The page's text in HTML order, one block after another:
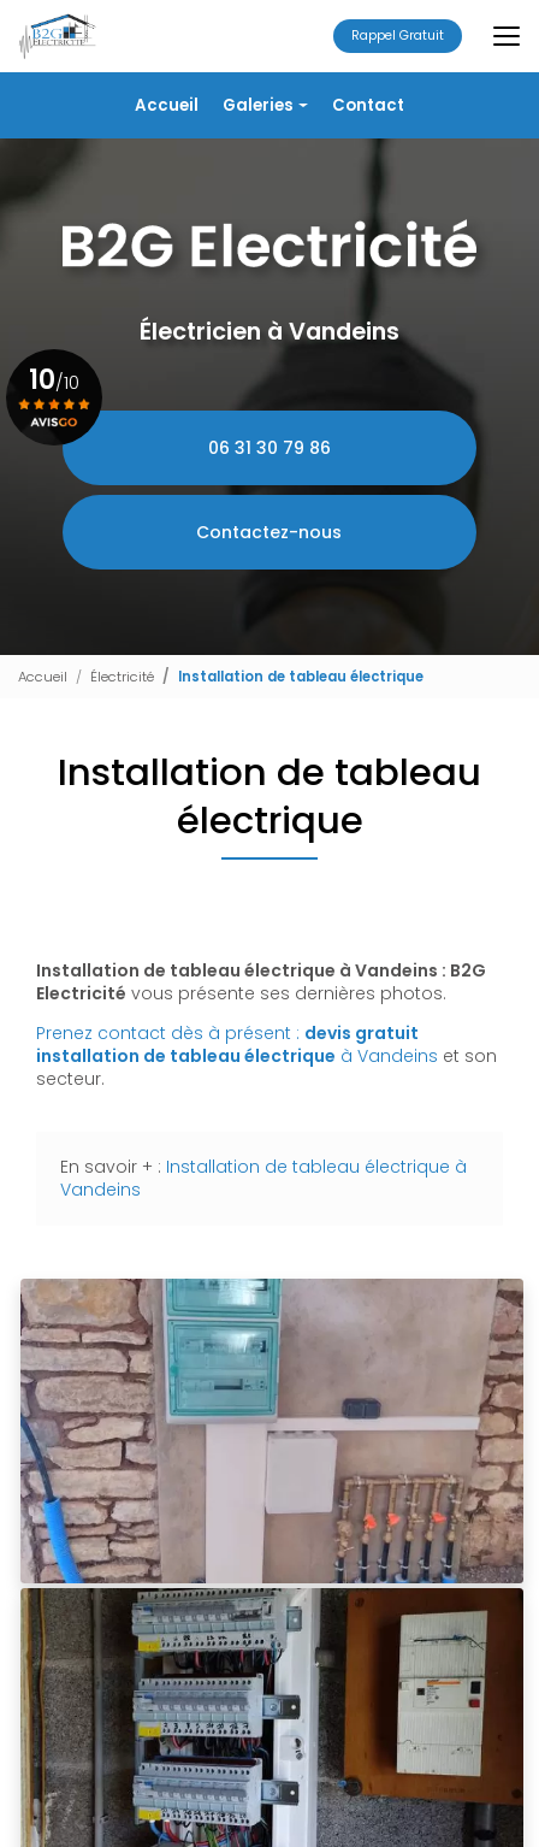
au
contenu
principal
Accueil Galeries
Chauffage/VMC
Portails
Contact
Rappel Gratuit
Électricien à Vandeins
06 31 30 79 86
Contactez-nous
10/10
Voir le certificat
Accueil Électricité Installation de tableau électrique
Installation de tableau
électrique
Installation de tableau électrique à Vandeins : B2G
Electricité vous présente ses dernières photos.
Prenez contact dès à présent : devis gratuit
installation de tableau électrique à Vandeins et son
secteur.
En savoir + : Installation de tableau électrique à
Vandeins